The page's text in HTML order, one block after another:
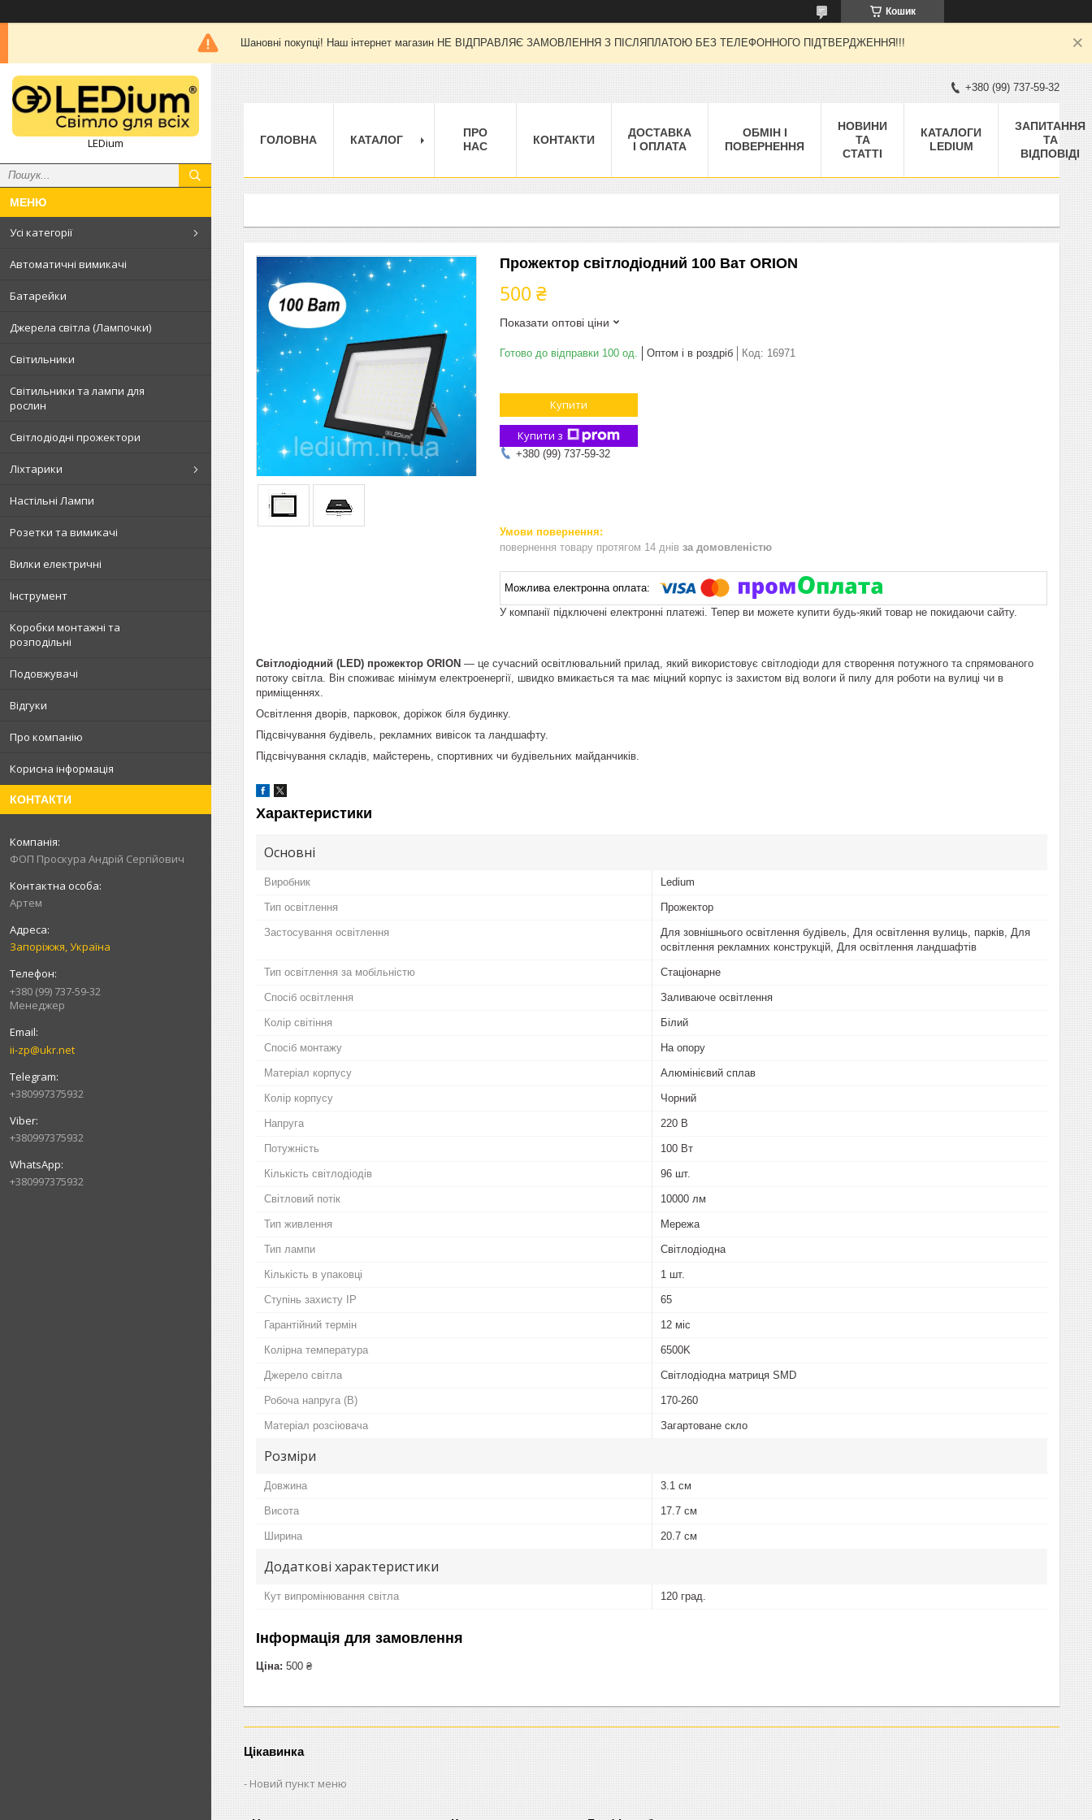
Кошик
Шановні покупці! Наш інтернет магазин НЕ ВІДПРАВЛЯЄ ЗАМОВЛЕННЯ З ПІСЛЯПЛАТОЮ БЕЗ ТЕЛЕФОННОГО ПІДТВЕРДЖЕННЯ!!!
LEDium
Усі категорії
Автоматичні вимикачі
Батарейки
Джерела світла (Лампочки)
Світильники
Світильники та лампи для
рослин
Світлодіодні прожектори
Ліхтарики
Настільні Лампи
Розетки та вимикачі
Вилки електричні
Інструмент
Коробки монтажні та
розподільні
Подовжувачі
Відгуки
Про компанію
Корисна інформація
КОНТАКТИ
ФОП Проскура Андрій Сергійович
Артем
Запоріжжя, Україна
+380 (99) 737-59-32
Менеджер
ii-zp@ukr.net
+380997375932
+380997375932
+380997375932
+380 (99) 737-59-32
ГОЛОВНА КАТАЛОГ
ПРО
НАС
КОНТАКТИ
ДОСТАВКА
І ОПЛАТА
ОБМІН І
ПОВЕРНЕННЯ
НОВИНИ
ТА
СТАТТІ
КАТАЛОГИ
LEDIUM
ЗАПИТАННЯ
ТА
ВІДПОВІДІ
Прожектор світлодіодний 100 Ват ORION
500 ₴
Показати оптові ціни
Готово до відправки 100 од. Оптом і в роздріб Код: 16971
Купити
Купити з
+380 (99) 737-59-32
повернення товару протягом 14 днів за домовленістю
У компанії підключені електронні платежі. Тепер ви можете купити будь-який товар не покидаючи сайту.
Світлодіодний (LED) прожектор ORION — це сучасний освітлювальний прилад, який використовує світлодіоди для створення потужного та спрямованого
потоку світла. Він споживає мінімум електроенергії, швидко вмикається та має міцний корпус із захистом від вологи й пилу для роботи на вулиці чи в
приміщеннях.
Освітлення дворів, парковок, доріжок біля будинку.
Підсвічування будівель, рекламних вивісок та ландшафту.
Підсвічування складів, майстерень, спортивних чи будівельних майданчиків.
Характеристики
Основні
Виробник Ledium
Тип освітлення Прожектор
Застосування освітлення
Для зовнішнього освітлення будівель, Для освітлення вулиць, парків, Для
освітлення рекламних конструкцій, Для освітлення ландшафтів
Тип освітлення за мобільністю Стаціонарне
Спосіб освітлення Заливаюче освітлення
Колір світіння Білий
Спосіб монтажу На опору
Матеріал корпусу Алюмінієвий сплав
Колір корпусу Чорний
Напруга 220 В
Потужність 100 Вт
Кількість світлодіодів 96 шт.
Світловий потік 10000 лм
Тип живлення Мережа
Тип лампи Світлодіодна
Кількість в упаковці 1 шт.
Ступінь захисту IP 65
Гарантійний термін 12 міс
Колірна температура 6500K
Джерело світла Світлодіодна матриця SMD
Робоча напруга (В) 170-260
Матеріал розсіювача Загартоване скло
Розміри
Довжина 3.1 см
Висота 17.7 см
Ширина 20.7 см
Додаткові характеристики
Кут випромінювання світла 120 град.
Інформація для замовлення
Ціна: 500 ₴
Цікавинка
Новий пункт меню